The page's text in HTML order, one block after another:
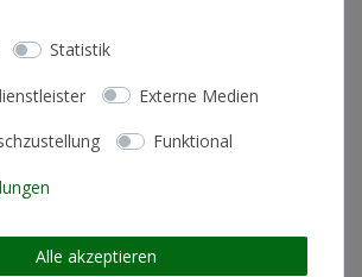
GmbH, Straße des 17. Juni
Statistik
Externe Medien
Funktional
Alle akzeptieren